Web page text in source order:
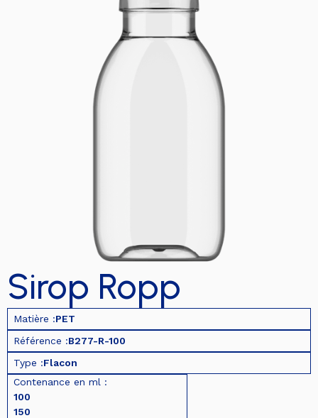
Sirop Ropp
Matière :PET
Référence :B277-R-100
Type :Flacon
Contenance en ml :
100
150